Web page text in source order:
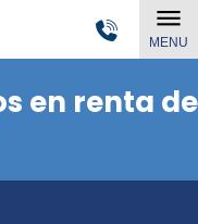
MENU
en renta de